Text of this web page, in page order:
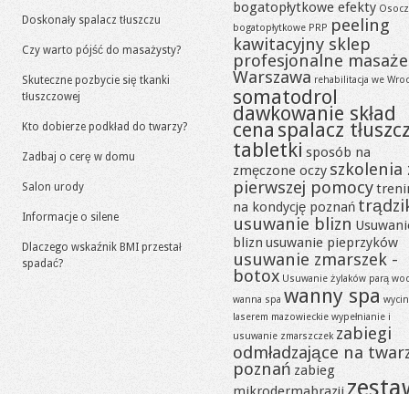
Doskonały spalacz tłuszczu
Czy warto pójść do masażysty?
Skuteczne pozbycie się tkanki
tłuszczowej
Kto dobierze podkład do twarzy?
Zadbaj o cerę w domu
Salon urody
Informacje o silene
Dlaczego wskaźnik BMI przestał
spadać?
bogatopłytkowe efekty
bogatopłytkowe PRP peeling
kawitacyjny sklep
profesjonalne masaże
Warszawa rehabilitacja we
somatodrol
dawkowanie skład
cena spalacz
tabletki sposób na
zmęczone oczy szkolenia
pierwszej pomocy
na kondycję poznań
usuwanie blizn
blizn usuwanie pieprzyków
usuwanie zmarszek -
botox Usuwanie żylaków parą
wanna spa wanny spa
laserem mazowieckie wypełnianie i
usuwanie zmarszczek zabiegi
odmładzające na
poznań zabieg